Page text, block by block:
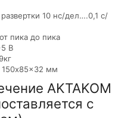
10 нс/дел….0,1 с/
пика до пика
В
150x85x32 мм
AKTAKOM
с